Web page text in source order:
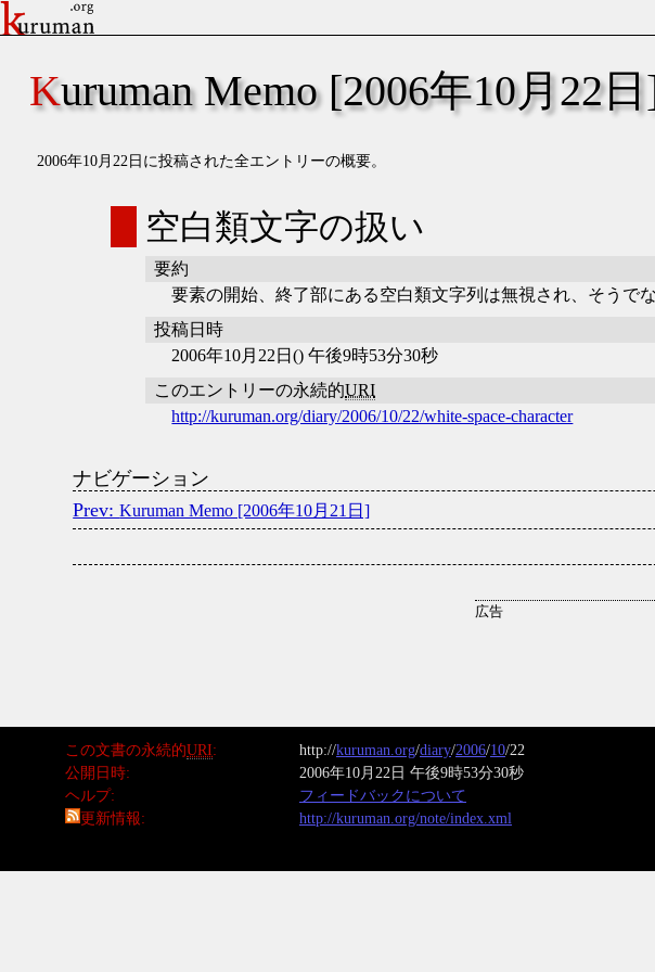
Kuruman Memo [2006年10月22
2006年10月22日に投稿された全エントリーの概要。
空白類文字の扱い
要約
要素の開始、終了部にある空白類文字列は無視され、そうで
投稿日時
2006年10月22日() 午後9時53分30秒
このエントリーの永続的URI
http://kuruman.org/diary/2006/10/22/white-space-character
ナビゲーション
Kuruman Memo [2006年10月21日]
この文書の永続的URI http://kuruman.org/diary/2006/10/22
公開日時
2006年10月22日 午後9時53分30秒
ヘルプ
フィードバックについて
更新情報
http://kuruman.org/note/index.xml